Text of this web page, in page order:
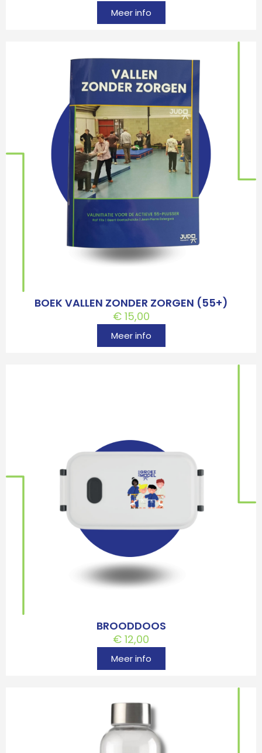
Meer info
BOEK VALLEN ZONDER ZORGEN (55+)
€15,00
Meer info
BROODDOOS
€ 12,00
Meer info